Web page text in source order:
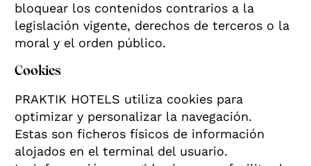
bloquear los contenidos contrarios a la
legislación vigente, derechos de terceros o la
moral y el orden público.
Cookies
PRAKTIK HOTELS utiliza cookies para
optimizar y personalizar la navegación.
Estas son ficheros físicos de información
alojados en el terminal del usuario.